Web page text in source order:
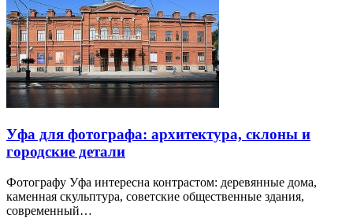
Уфа для фотографа: архитектура, склоны и
городские детали
Фотографу Уфа интересна контрастом: деревянные дома,
каменная скульптура, советские общественные здания,
современный…